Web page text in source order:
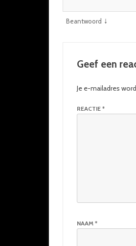
Beantwoord ↓
Geef een
Je e-mailadres
REACTIE *
NAAM *